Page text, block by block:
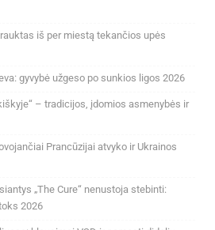
iš per miestą tekančios upės
gyvybė užgeso po sunkios ligos 2026
– tradicijos, įdomios asmenybės ir
Prancūzijai atvyko ir Ukrainos
„The Cure“ nenustoja stebinti:
2026